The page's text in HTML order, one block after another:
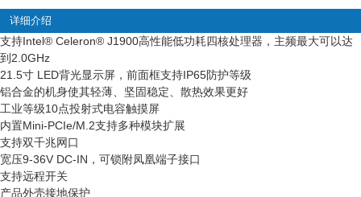
详细介绍
支持Intel® Celeron® J1900高性能低功耗四核处理器，主频最大可以达
到2.0GHz
21.5寸 LED背光显示屏，前面框支持IP65防护等级
铝合金的机身使其轻薄、坚固稳定、散热效果更好
工业等级10点投射式电容触摸屏
内置Mini-PCIe/M.2支持多种模块扩展
支持双千兆网口
宽压9-36V DC-IN，可锁附凤凰端子接口
支持远程开关
产品外壳接地保护